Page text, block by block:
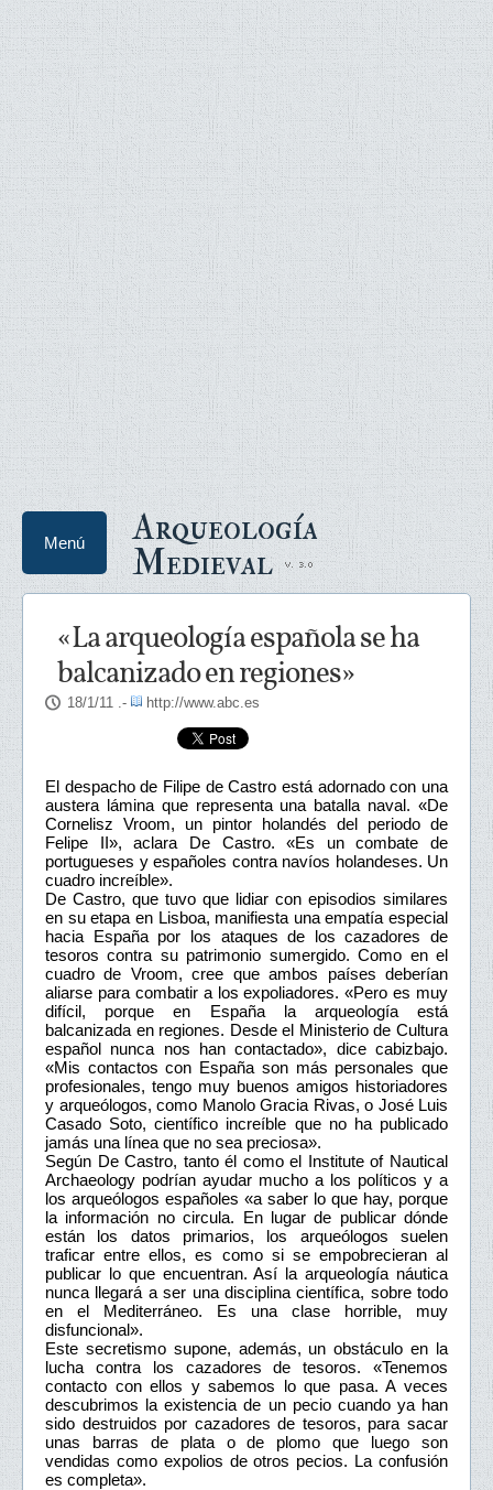
Arqueología
Medieval
Menú
«La arqueología española se ha
balcanizado en regiones»
18/1/11 .- http://www.abc.es
El despacho de Filipe de Castro está adornado con una
austera lámina que representa una batalla naval. «De
Cornelisz Vroom, un pintor holandés del periodo de
Felipe II», aclara De Castro. «Es un combate de
portugueses y españoles contra navíos holandeses. Un
cuadro increíble».
De Castro, que tuvo que lidiar con episodios similares
en su etapa en Lisboa, manifiesta una empatía especial
hacia España por los ataques de los cazadores de
tesoros contra su patrimonio sumergido. Como en el
cuadro de Vroom, cree que ambos países deberían
aliarse para combatir a los expoliadores. «Pero es muy
difícil, porque en España la arqueología está
balcanizada en regiones. Desde el Ministerio de Cultura
español nunca nos han contactado», dice cabizbajo.
«Mis contactos con España son más personales que
profesionales, tengo muy buenos amigos historiadores
y arqueólogos, como Manolo Gracia Rivas, o José Luis
Casado Soto, científico increíble que no ha publicado
jamás una línea que no sea preciosa».
Según De Castro, tanto él como el Institute of Nautical
Archaeology podrían ayudar mucho a los políticos y a
los arqueólogos españoles «a saber lo que hay, porque
la información no circula. En lugar de publicar dónde
están los datos primarios, los arqueólogos suelen
traficar entre ellos, es como si se empobrecieran al
publicar lo que encuentran. Así la arqueología náutica
nunca llegará a ser una disciplina científica, sobre todo
en el Mediterráneo. Es una clase horrible, muy
disfuncional».
Este secretismo supone, además, un obstáculo en la
lucha contra los cazadores de tesoros. «Tenemos
contacto con ellos y sabemos lo que pasa. A veces
descubrimos la existencia de un pecio cuando ya han
sido destruidos por cazadores de tesoros, para sacar
unas barras de plata o de plomo que luego son
vendidas como expolios de otros pecios. La confusión
es completa».